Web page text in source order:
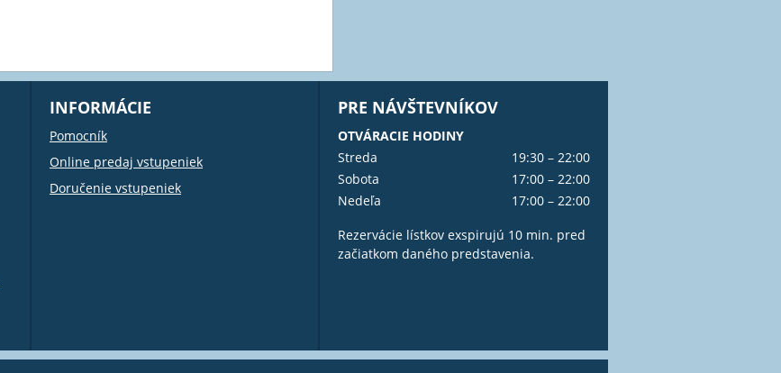
INFORMÁCIE
Pomocník
Online predaj vstupeniek
Doručenie vstupeniek
PRE NÁVŠTEVNÍKOV
OTVÁRACIE HODINY
Streda
19:30 – 22:00
Sobota
17:00 – 22:00
Nedeľa
17:00 – 22:00
Rezervácie lístkov exspirujú 10 min. pred
začiatkom daného predstavenia.